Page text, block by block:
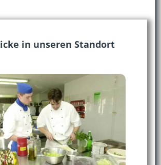
in unseren Standort